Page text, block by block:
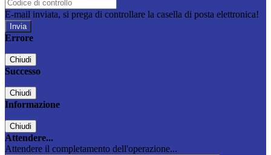
E-mail inviata, si prega di controllare la casella di posta elettronica!
Errore
Chiudi
Successo
Chiudi
Informazione
Chiudi
Attendere...
Attendere il completamento dell'operazione...